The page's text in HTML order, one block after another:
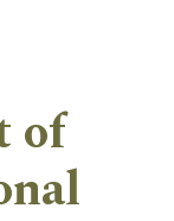
of